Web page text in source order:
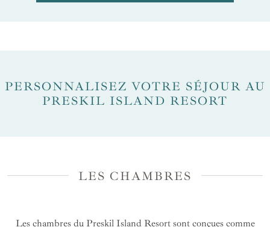
PERSONNALISEZ VOTRE SÉJOUR AU
PRESKIL ISLAND RESORT
LES CHAMBRES
Les chambres du Preskil Island Resort sont conçues comme